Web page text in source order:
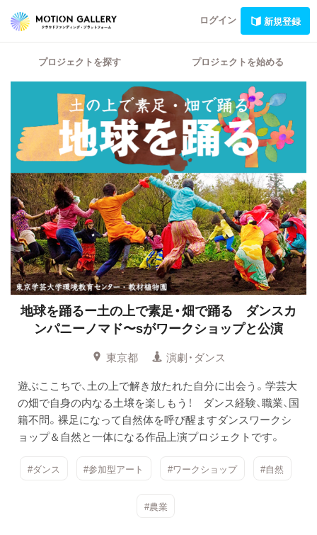
ログイン 新規登録
プロジェクトを探す プロジェクトを始める
地球を踊るー土の上で素足・畑で踊る ダンスカ
ンパニーノマド〜sがワークショップと公演
東京都
演劇・ダンス
遊ぶここちで、土の上で解き放たれた自分に出会う。学芸大
の畑で自身の内なる土壌を楽しもう！ ダンス経験、職業、国
籍不問。裸足になって自然体を呼び醒ますダンスワークシ
ョップ＆自然と一体になる作品上演プロジェクトです。
#ダンス #参加型アート #ワークショップ #自然
#農業